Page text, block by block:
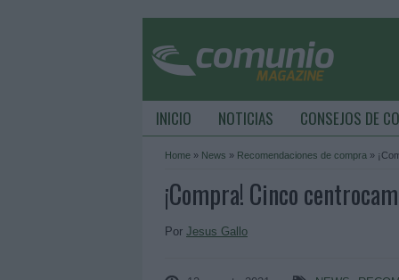
INICIO NOTICIAS CONSEJOS DE
Home » News » Recomendaciones de compra »
¡Compra! Cinco
Por Jesus Gallo